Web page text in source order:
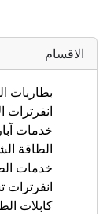
الاقسام
بطاريات
انفرترات
خدمات
الطاقة
خدمات
كابلات